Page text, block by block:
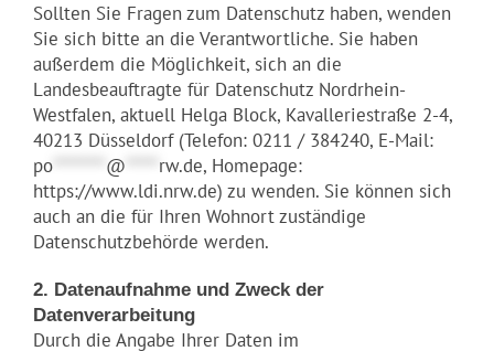
Sollten Sie Fragen zum Datenschutz haben, wenden
Sie sich bitte an die Verantwortliche. Sie haben
außerdem die Möglichkeit, sich an die
Landesbeauftragte für Datenschutz Nordrhein-
Westfalen, aktuell Helga Block, Kavalleriestraße 2-4,
40213 Düsseldorf (Telefon: 0211 / 384240, E-Mail:
po******** @ rw.de, Homepage:
https://www.ldi.nrw.de) zu wenden. Sie können sich
auch an die für Ihren Wohnort zuständige
Datenschutzbehörde werden.
2. Datenaufnahme und Zweck der
Datenverarbeitung
Durch die Angabe Ihrer Daten im